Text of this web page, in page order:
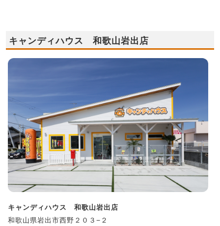
キャンディハウス 和歌山岩出店
キャンディハウス 和歌山岩出店
和歌山県岩出市西野２０３−２